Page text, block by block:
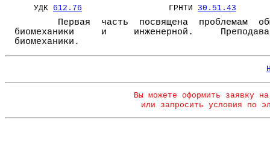
УДК 612.76 ГРНТИ 30.51.43
Первая часть посвящена проблемам
биомеханики и инженерной.
биомеханики.
Вы можете оформить заявку
или запросить условия по